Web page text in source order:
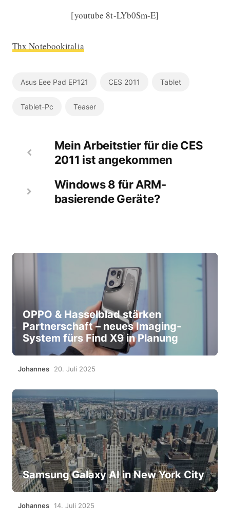
[youtube 8t-LYb0Sm-E]
Thx Notebookitalia
Asus Eee Pad EP121 CES 2011 Tablet
Tablet-Pc Teaser
Mein Arbeitstier für die CES
2011 ist angekommen
Windows 8 für ARM-
basierende Geräte?
OPPO & Hasselblad stärken
Partnerschaft – neues Imaging-
System fürs Find X9 in Planung
Johannes 20. Juli 2025
Samsung Galaxy AI in New York City
Johannes 14. Juli 2025